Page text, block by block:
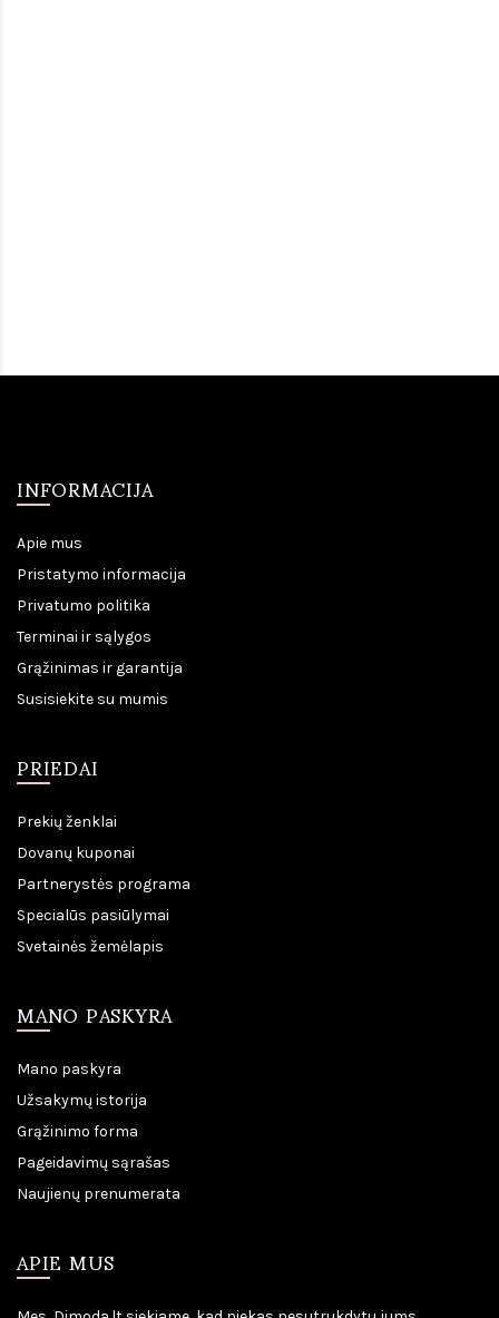
INFORMACIJA
Apie mus
Pristatymo informacija
Privatumo politika
Terminai ir sąlygos
Grąžinimas ir garantija
Susisiekite su mumis
PRIEDAI
Prekių ženklai
Dovanų kuponai
Partnerystės programa
Specialūs pasiūlymai
Svetainės žemėlapis
MANO PASKYRA
Mano paskyra
Užsakymų istorija
Grąžinimo forma
Pageidavimų sąrašas
Naujienų prenumerata
APIE MUS